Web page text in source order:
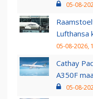
05-08-
Lufthansa
05-08-2026,
Cathay
A350F
05-08-